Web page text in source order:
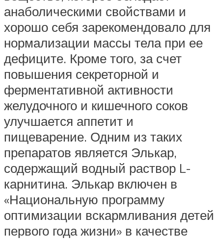
анаболическими свойствами и
хорошо себя зарекомендовало для
нормализации массы тела при ее
дефиците. Кроме того, за счет
повышения секреторной и
ферментативной активности
желудочного и кишечного соков
улучшается аппетит и
пищеварение. Одним из таких
препаратов является Элькар,
содержащий водный раствор L-
карнитина. Элькар включен в
«Национальную программу
оптимизации вскармливания детей
первого года жизни» в качестве